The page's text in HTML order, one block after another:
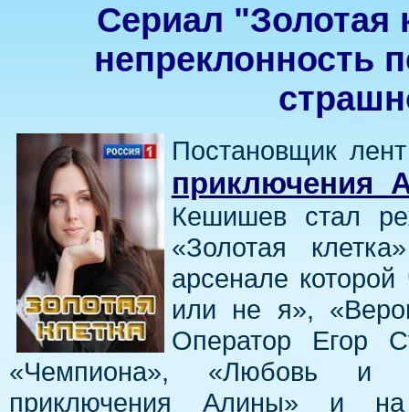
Сериал "Золотая
непреклонность
Постановщик
приключения
Кешишев стал
«Золотая
арсенале
или не я»,
Оператор Егор
«Чемпиона», «Любовь и
приключения Алины» и